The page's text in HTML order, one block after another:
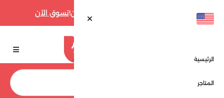
تسوق الآن
الرئيسية
المتاجر